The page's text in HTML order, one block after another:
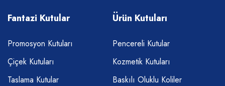
Fantazi Kutular
Promosyon Kutuları
Çiçek Kutuları
Taslama Kutular
Ürün Kutuları
Pencereli Kutular
Kozmetik Kutuları
Baskılı Oluklu Koliler